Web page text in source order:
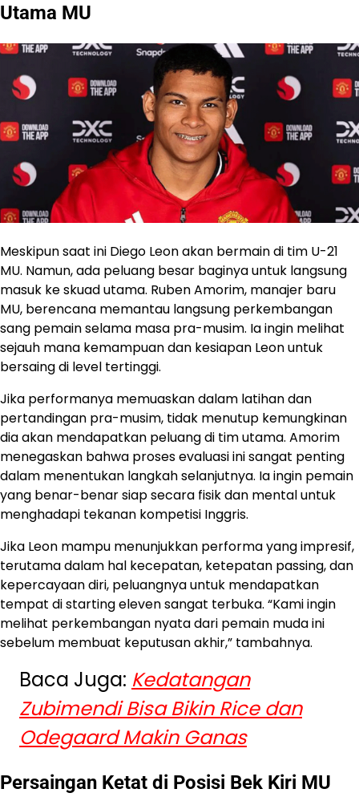
Utama MU
Meskipun saat ini Diego Leon akan bermain di tim U-21
MU. Namun, ada peluang besar baginya untuk langsung
masuk ke skuad utama. Ruben Amorim, manajer baru
MU, berencana memantau langsung perkembangan
sang pemain selama masa pra-musim. Ia ingin melihat
sejauh mana kemampuan dan kesiapan Leon untuk
bersaing di level tertinggi.
Jika performanya memuaskan dalam latihan dan
pertandingan pra-musim, tidak menutup kemungkinan
dia akan mendapatkan peluang di tim utama. Amorim
menegaskan bahwa proses evaluasi ini sangat penting
dalam menentukan langkah selanjutnya. Ia ingin pemain
yang benar-benar siap secara fisik dan mental untuk
menghadapi tekanan kompetisi Inggris.
Jika Leon mampu menunjukkan performa yang impresif,
terutama dalam hal kecepatan, ketepatan passing, dan
kepercayaan diri, peluangnya untuk mendapatkan
tempat di starting eleven sangat terbuka. “Kami ingin
melihat perkembangan nyata dari pemain muda ini
sebelum membuat keputusan akhir,” tambahnya.
Baca Juga: Kedatangan
Zubimendi Bisa Bikin Rice dan
Odegaard Makin Ganas
Persaingan Ketat di Posisi Bek Kiri MU